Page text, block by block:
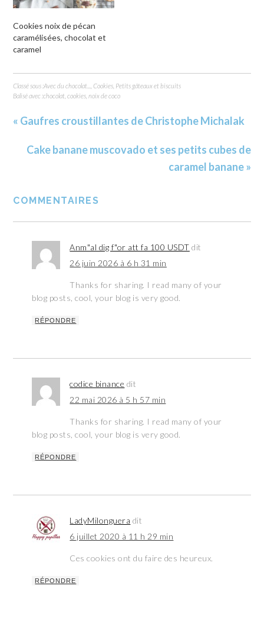
Cookies noix de pécan
caramélisées, chocolat et
caramel
Classé sous :Avec du chocolat... ,Cookies Petits gâteaux et biscuits
Balisé avec :chocolat ,cookies ,noix de coco
« Gaufres croustillantes de Christophe Michalak
Cake banane muscovado et ses petits cubes de
caramel banane »
COMMENTAIRES
Anm"al dig f"or att fa 100 USDT dit
26 juin 2026 à 6 h 31 min
Thanks for sharing. I read many of your
blog posts, cool, your blog is very good.
RÉPONDRE
codice binance dit
22 mai 2026 à 5 h 57 min
Thanks for sharing. I read many of your
blog posts, cool, your blog is very good.
RÉPONDRE
LadyMilonguera dit
6 juillet 2020 à 11 h 29 min
Ces cookies ont du faire des heureux.
RÉPONDRE